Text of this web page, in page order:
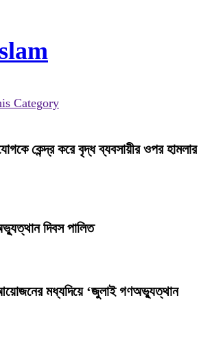
Category
কেন্দ্র করে বৃদ্ধ ব্যবসায়ীর ওপর হামলার
দিবস পালিত
মধ্যদিয়ে ‘জুলাই গণঅভ্যুত্থান